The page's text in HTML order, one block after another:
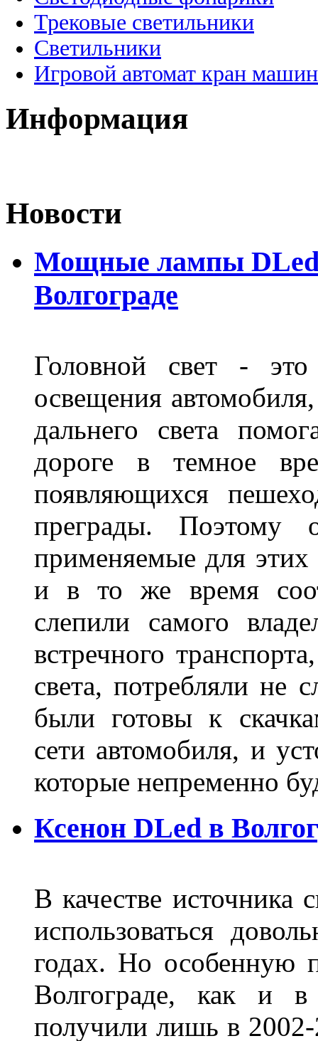
Трековые светильники
Светильники
Игровой автомат кран
Информация
Новости
Мощные лампы DLed
Волгограде
Головной свет -
освещения
дальнего света
дороге в темное
появляющихся
преграды. Поэтому
применяемые для
и в то же время
слепили самого
встречного
света, потребляли не
были готовы к
сети автомобиля, и
которые непременно
Ксенон DLed в
В качестве источника
использоваться
годах. Но особенную
Волгограде, как и
получили лишь в